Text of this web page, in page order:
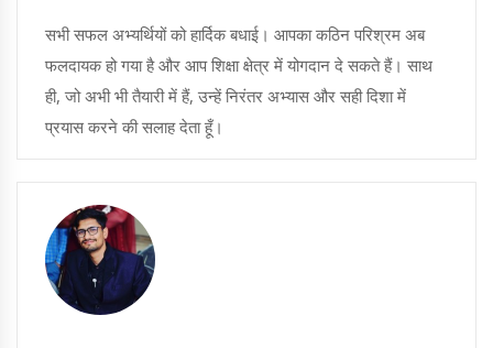
सभी सफल अभ्यर्थियों को हार्दिक बधाई। आपका कठिन परिश्रम अब
फलदायक हो गया है और आप शिक्षा क्षेत्र में योगदान दे सकते हैं। साथ
ही, जो अभी भी तैयारी में हैं, उन्हें निरंतर अभ्यास और सही दिशा में
प्रयास करने की सलाह देता हूँ।